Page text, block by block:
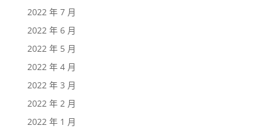
2022 年 7 月
2022 年 6 月
2022 年 5 月
2022 年 4 月
2022 年 3 月
2022 年 2 月
2022 年 1 月